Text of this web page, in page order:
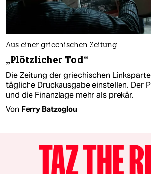
Aus einer griechischen Zeitung
„Plötzlicher Tod“
Die Zeitung der griechischen
tägliche Druckausgabe einstellen. Der
und die Finanzlage mehr als prekär.
Von Ferry Batzoglou